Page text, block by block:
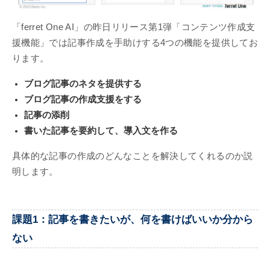
「ferret One AI」の昨日リリース第1弾「コンテンツ作成支
援機能」では記事作成を手助けする4つの機能を提供してお
ります。
ブログ記事のネタを提供する
ブログ記事の作成支援をする
記事の添削
書いた記事を要約して、導入文を作る
具体的な記事の作成のどんなことを解決してくれるのか説
明します。
課題1：記事を書きたいが、何を書けばいいか分から
ない